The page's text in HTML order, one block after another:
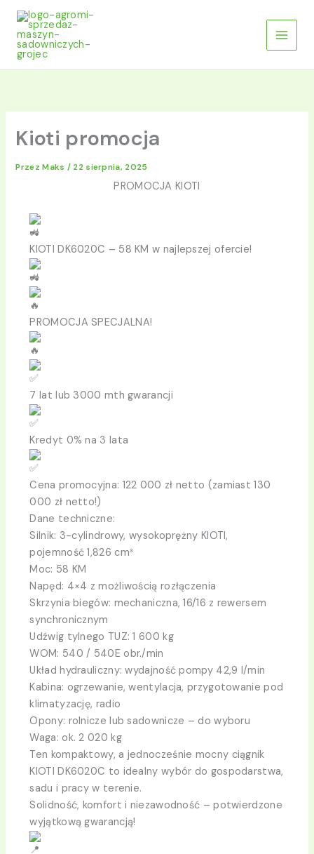
Przejdź
treści
Kioti promocja
PrzezMaks / 22 sierpnia, 2025
PROMOCJA KIOTI
KIOTI DK6020C – 58 KM w najlepszej ofercie!
PROMOCJA SPECJALNA!
7 lat lub 3000 mth gwarancji
Kredyt 0% na 3 lata
Cena promocyjna: 122 000 zł netto (zamiast 130
000 zł netto!)
Dane techniczne:
Silnik: 3-cylindrowy, wysokoprężny KIOTI,
pojemność 1,826 cm³
Moc: 58 KM
Napęd: 4×4 z możliwością rozłączenia
Skrzynia biegów: mechaniczna, 16/16 z rewersem
synchronicznym
Udźwig tylnego TUZ: 1 600 kg
WOM: 540 / 540E obr./min
Układ hydrauliczny: wydajność pompy 42,9 l/min
Kabina: ogrzewanie, wentylacja, przygotowanie pod
klimatyzację, radio
Opony: rolnicze lub sadownicze – do wyboru
Waga: ok. 2 020 kg
Ten kompaktowy, a jednocześnie mocny ciągnik
KIOTI DK6020C to idealny wybór do gospodarstwa,
sadu i pracy w terenie.
Solidność, komfort i niezawodność – potwierdzone
wyjątkową gwarancją!